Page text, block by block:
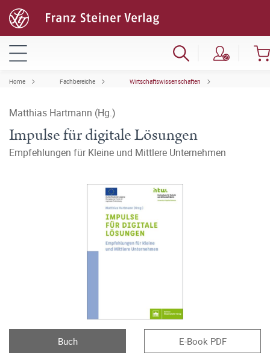
Home Fachbereiche Wirtschaftswissenschaften
Matthias Hartmann (Hg.)
Impulse für digitale Lösungen
Empfehlungen für Kleine und Mittlere Unternehmen
Buch E-Book PDF